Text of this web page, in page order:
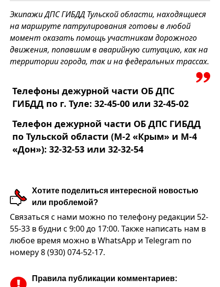
Экипажи ДПС ГИБДД Тульской области, находящиеся
на маршруте патрулирования готовы в любой
момент оказать помощь участникам дорожного
движения, попавшим в аварийную ситуацию, как на
территории города, так и на федеральных трассах.
Телефоны дежурной части ОБ ДПС
ГИБДД по г. Туле: 32-45-00 или 32-45-02
Телефон дежурной части ОБ ДПС ГИБДД
по Тульской области (М-2 «Крым» и М-4
«Дон»): 32-32-53 или 32-32-54
Хотите поделиться интересной новостью
или проблемой?
Связаться с нами можно по телефону редакции 52-
55-33 в будни с 9:00 до 17:00. Также написать нам в
любое время можно в WhatsApp и Telegram по
номеру 8 (930) 074-52-17.
Правила публикации комментариев: